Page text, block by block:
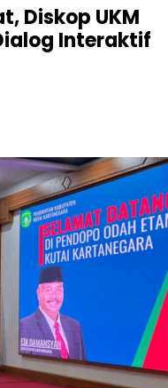
Diskop UKM
Interaktif